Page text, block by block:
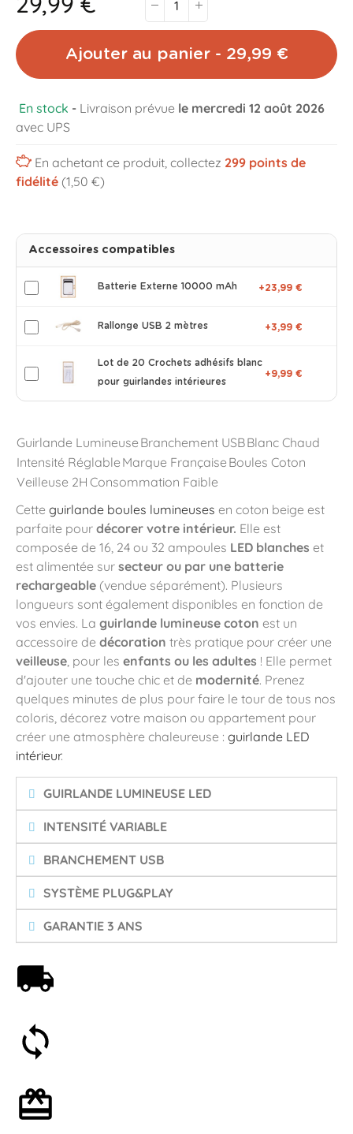
Ajouter au panier - 29,99 €
En stock - Livraison prévue le mercredi 12 août 2026
avec UPS
En achetant ce produit, collectez 299points de
fidélité (1,50 €)
Accessoires compatibles
Batterie Externe 10000 mAh +23,99 €
Rallonge USB 2 mètres +3,99 €
Lot de 20 Crochets adhésifs blanc
pour guirlandes intérieures
+9,99 €
Guirlande Lumineuse Branchement USBBlanc Chaud
Intensité Réglable Marque Française Boules Coton
Veilleuse 2H Consommation Faible
Cette guirlande boules lumineuses en coton beige est
parfaite pour décorer votre intérieur. Elle est
composée de 16, 24 ou 32 ampoules LED blanches et
est alimentée sur secteur ou par une batterie
rechargeable (vendue séparément). Plusieurs
longueurs sont également disponibles en fonction de
vos envies. La guirlande lumineuse coton est un
accessoire de décoration très pratique pour créer une
veilleuse, pour les enfants ou les adultes ! Elle permet
d'ajouter une touche chic et de modernité. Prenez
quelques minutes de plus pour faire le tour de tous nos
coloris, décorez votre maison ou appartement pour
créer une atmosphère chaleureuse : guirlande LED
intérieur.
GUIRLANDE LUMINEUSE LED
INTENSITÉ VARIABLE
BRANCHEMENT USB
SYSTÈME PLUG&PLAY
GARANTIE 3 ANS